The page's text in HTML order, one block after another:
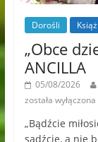
Dorośli
„Obce
ANCILLA
05/08/2026
została wyłączona
„Bądźcie
sądźcie, a nie